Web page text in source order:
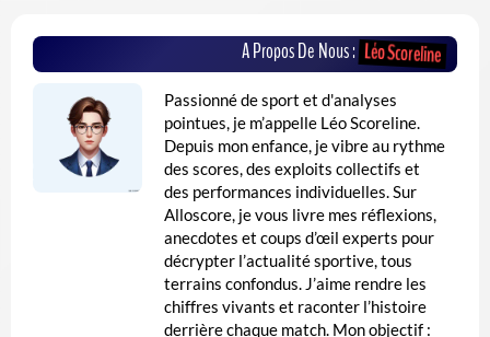
A Propos De Nous :Léo Scoreline
Passionné de sport et d'analyses
pointues, je m’appelle Léo Scoreline.
Depuis mon enfance, je vibre au rythme
des scores, des exploits collectifs et
des performances individuelles. Sur
Alloscore, je vous livre mes réflexions,
anecdotes et coups d’œil experts pour
décrypter l’actualité sportive, tous
terrains confondus. J’aime rendre les
chiffres vivants et raconter l’histoire
derrière chaque match. Mon objectif :